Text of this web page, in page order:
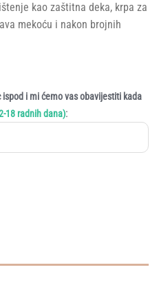
kao zaštitna deka, krpa za
mekoću i nakon brojnih
i mi ćemo vas obavijestiti kada
18 radnih dana):